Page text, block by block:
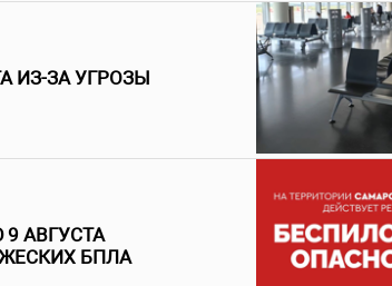
ИЗ-ЗА УГРОЗЫ
АВГУСТА
БПЛА